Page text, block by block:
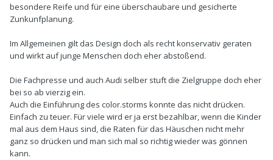
besondere Reife und für eine überschaubare und gesicherte
Zunkunfplanung.
Im Allgemeinen gilt das Design doch als recht konservativ geraten
und wirkt auf junge Menschen doch eher abstoßend.
Die Fachpresse und auch Audi selber stuft die Zielgruppe doch eher
bei so ab vierzig ein.
Auch die Einführung des color.storms konnte das nicht drücken.
Einfach zu teuer. Für viele wird er ja erst bezahlbar, wenn die Kinder
mal aus dem Haus sind, die Raten für das Häuschen nicht mehr
ganz so drücken und man sich mal so richtig wieder was gönnen
kann.